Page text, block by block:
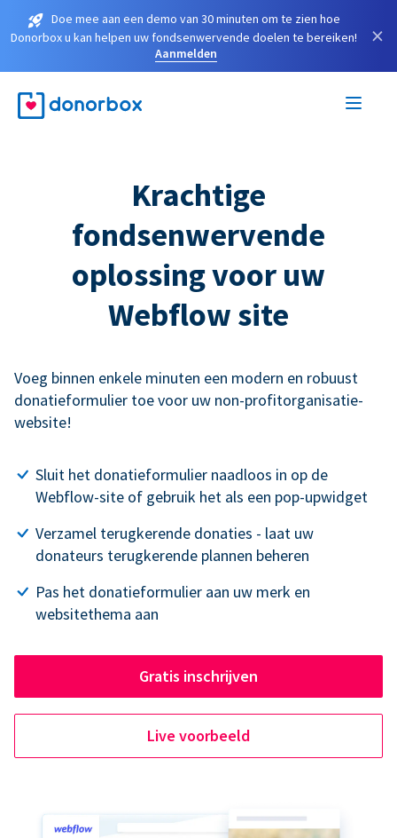
Doe mee aan een demo van 30 minuten om te zien hoe
Donorbox u kan helpen uw fondsenwervende doelen te bereiken!
Aanmelden
×
Krachtige
fondsenwervende
oplossing voor uw
Webflow site
Voeg binnen enkele minuten een modern en robuust
donatieformulier toe voor uw non-profitorganisatie-
website!
Sluit het donatieformulier naadloos in op de
Webflow-site of gebruik het als een pop-upwidget
Verzamel terugkerende donaties - laat uw
donateurs terugkerende plannen beheren
Pas het donatieformulier aan uw merk en
websitethema aan
Gratis inschrijven
Live voorbeeld